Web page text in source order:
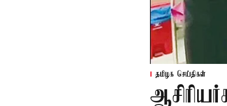
தமிழக செய்திகள்